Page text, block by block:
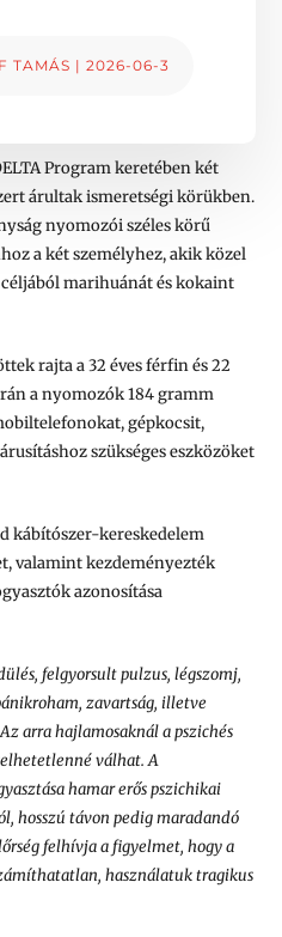
TAMÁS | 2026-06-3
Program keretében két
árultak ismeretségi körükben.
nyomozói széles körű
a két személyhez, akik közel
marihuánát és kokaint
rajta a 32 éves férfin és 22
a nyomozók 184 gramm
gépkocsit,
szükséges eszközöket
kábítószer-kereskedelem
valamint kezdeményezték
azonosítása
felgyorsult pulzus, légszomj,
zavartság, illetve
arra hajlamosaknál a pszichés
válhat. A
hamar erős pszichikai
hosszú távon pedig maradandó
felhívja a figyelmet, hogy a
használatuk tragikus